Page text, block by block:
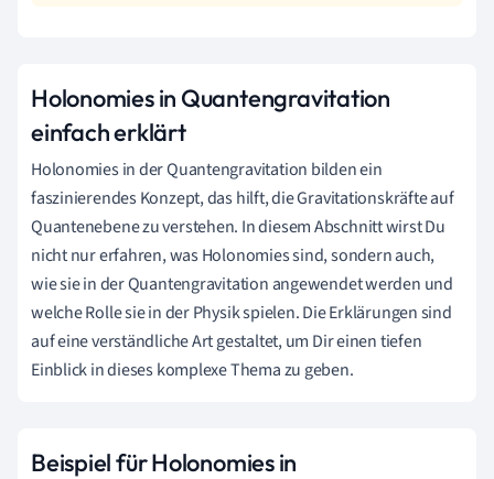
Holonomies in Quantengravitation
einfach erklärt
Holonomies in der Quantengravitation bilden ein
faszinierendes Konzept, das hilft, die Gravitationskräfte auf
Quantenebene zu verstehen. In diesem Abschnitt wirst Du
nicht nur erfahren, was Holonomies sind, sondern auch,
wie sie in der Quantengravitation angewendet werden und
welche Rolle sie in der Physik spielen. Die Erklärungen sind
auf eine verständliche Art gestaltet, um Dir einen tiefen
Einblick in dieses komplexe Thema zu geben.
Beispiel für Holonomies in